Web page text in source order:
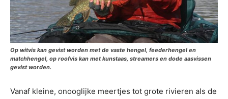
Op witvis kan gevist worden met de vaste hengel, feederhengel en
matchhengel, op roofvis kan met kunstaas, streamers en dode aasvissen
gevist worden.
Vanaf kleine, onooglijke meertjes tot grote rivieren als de